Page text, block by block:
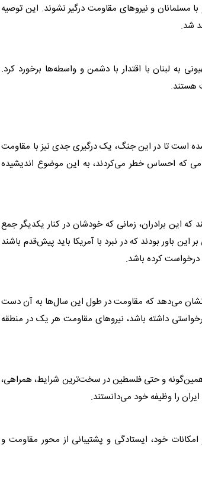
مسلمانان و نیروهای مقاومت درگیر نشوند. این توصیه
شد.
به لبنان با اقتدار با دشمن و واسطه‌ها برخورد کرد.
هستند.
است تا در این جنگ، یک درگیری جدی نیز با مقاومت
که احساس خطر می‌کردند، به این موضوع اندیشیده
که این برادران، زمانی که خودشان در کنار یکدیگر جمع
باور بودند که در نبرد با آمریکا باید پیش‌قدم باشند
کرده باشد.
نشان می‌دهد که مقاومت در طول این سال‌ها به آن دست
داشته باشد، نیروهای مقاومت هر یک در منطقه
همین‌گونه و حتی فلسطین در سخت‌ترین شرایط، همراهی،
را وظیفه خود می‌دانستند.
خود، ایستادگی و پشتیبانی از محور مقاومت و